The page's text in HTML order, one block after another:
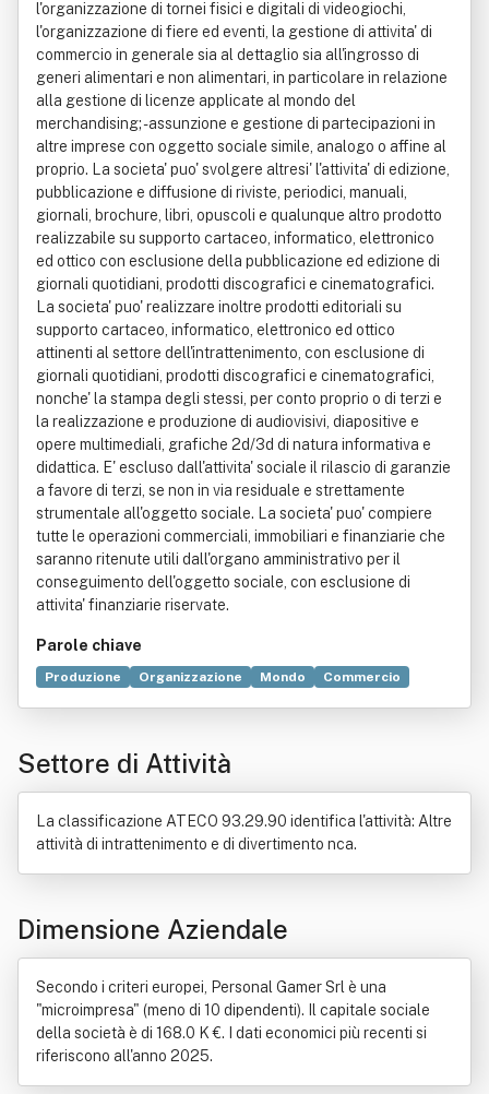
l'organizzazione di tornei fisici e digitali di videogiochi,
l'organizzazione di fiere ed eventi, la gestione di attivita' di
commercio in generale sia al dettaglio sia all'ingrosso di
generi alimentari e non alimentari, in particolare in relazione
alla gestione di licenze applicate al mondo del
merchandising; - assunzione e gestione di partecipazioni in
altre imprese con oggetto sociale simile, analogo o affine al
proprio. La societa' puo' svolgere altresi' l'attivita' di edizione,
pubblicazione e diffusione di riviste, periodici, manuali,
giornali, brochure, libri, opuscoli e qualunque altro prodotto
realizzabile su supporto cartaceo, informatico, elettronico
ed ottico con esclusione della pubblicazione ed edizione di
giornali quotidiani, prodotti discografici e cinematografici.
La societa' puo' realizzare inoltre prodotti editoriali su
supporto cartaceo, informatico, elettronico ed ottico
attinenti al settore dell'intrattenimento, con esclusione di
giornali quotidiani, prodotti discografici e cinematografici,
nonche' la stampa degli stessi, per conto proprio o di terzi e
la realizzazione e produzione di audiovisivi, diapositive e
opere multimediali, grafiche 2d/3d di natura informativa e
didattica. E' escluso dall'attivita' sociale il rilascio di garanzie
a favore di terzi, se non in via residuale e strettamente
strumentale all'oggetto sociale. La societa' puo' compiere
tutte le operazioni commerciali, immobiliari e finanziarie che
saranno ritenute utili dall'organo amministrativo per il
conseguimento dell'oggetto sociale, con esclusione di
attivita' finanziarie riservate.
Parole chiave
Produzione Organizzazione Mondo
Commercio
Periodico
Rivista Stampa
Settore di Attività
La classificazione ATECO 93.29.90 identifica l'attività: Altre
attività di intrattenimento e di divertimento nca.
Dimensione Aziendale
Secondo i criteri europei, Personal Gamer Srl è una
"microimpresa" (meno di 10 dipendenti). Il capitale sociale
della società è di 168.0 K €. I dati economici più recenti si
riferiscono all'anno 2025.